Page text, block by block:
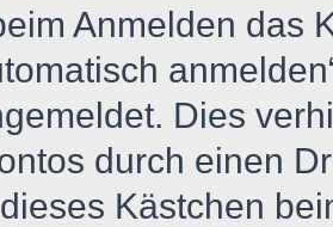
Anmelden das
Dies
durch einen
Kästchen